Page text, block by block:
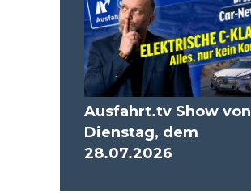
Ausfahrt.tv Show von
Dienstag, dem
28.07.2026